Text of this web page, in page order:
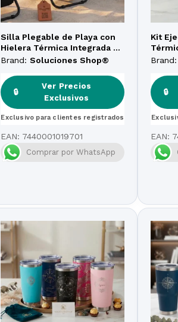
Silla Plegable de Playa con
Hielera Térmica Integrada –
Soluciones Shop
Brand: Soluciones Shop®
🔒
Ver Precios
Exclusivos
Exclusivo para clientes registrados
EAN: 7440001019701
Comprar por WhatsApp
Kit
Brand:
🔒
EAN: